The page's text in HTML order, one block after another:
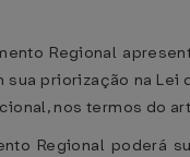
Regional
priorização na
nos termos do
Regional poderá